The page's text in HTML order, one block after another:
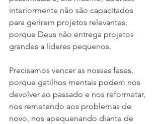
interiormente não são capacitados
para gerirem projetos relevantes,
porque Deus não entrega projetos
grandes a líderes pequenos.
Precisamos vencer as nossas fases,
porque gatilhos mentais podem nos
devolver ao passado e nos reformatar,
nos remetendo aos problemas de
novo, nos apequenando diante de